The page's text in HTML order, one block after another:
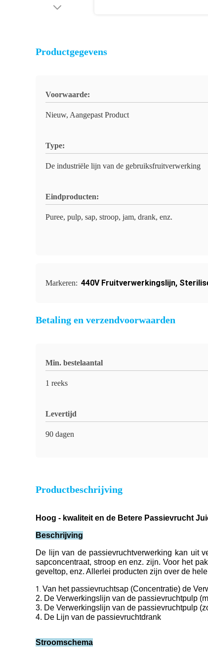
Productgegevens
Voorwaarde:
Nieuw, Aangepast Product
Type:
De industriële lijn van de gebruiksfruitverwerking
Eindproducten:
Puree, pulp, sap, stroop, jam, drank, enz.
Markeren: 440V Fruitverwerkingslijn,
Betaling en verzendvoorwaarden
Min. bestelaantal
1 reeks
Levertijd
90 dagen
Productbeschrijving
Hoog - kwaliteit en de Betere Passievrucht
Beschrijving
De lijn van de passievruchtverwerking kan uit
sapconcentraat, stroop en enz. zijn. Voor het
geveltop, enz. Allerlei producten zijn over de
1. Van het passievruchtsap (Concentratie) de
2. De Verwerkingslijn van de passievruchtpulp
3. De Verwerkingslijn van de passievruchtpulp
4. De Lijn van de passievruchtdrank
Stroomschema